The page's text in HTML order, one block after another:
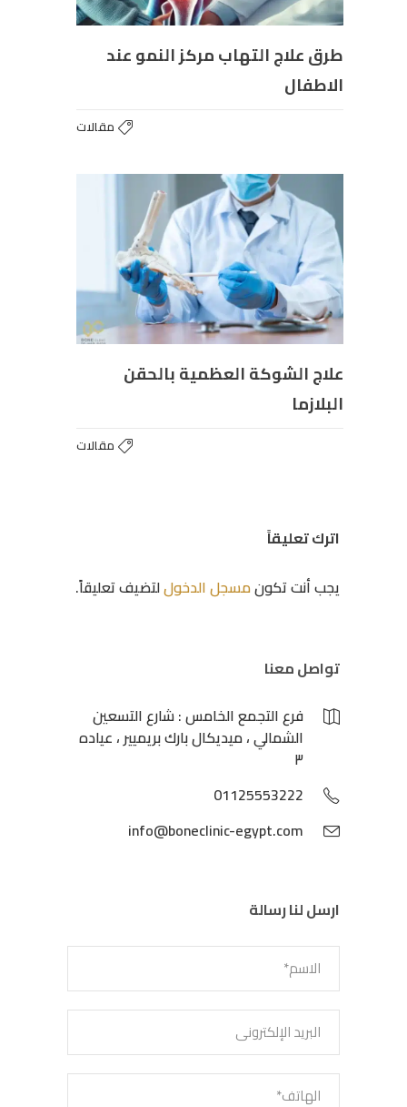
طرق علاج التهاب مركز النمو عند
الاطفال
مقالات
علاج الشوكة العظمية بالحقن
البلازما​
مقالات
اترك تعليقاً
يجب أنت تكونمسجل الدخوللتضيف تعليقاً.
تواصل معنا
فرع التجمع الخامس : شارع التسعين
الشمالي ، ميديكال بارك بريميير ، عياده
٣
01125553222
info@boneclinic-egypt.com
ارسل لنا رسالة